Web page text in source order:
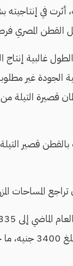
في
القطن المصري
غالبية
الجودة غير
قصيرة التيلة
المساحات
40 ألف قنطار